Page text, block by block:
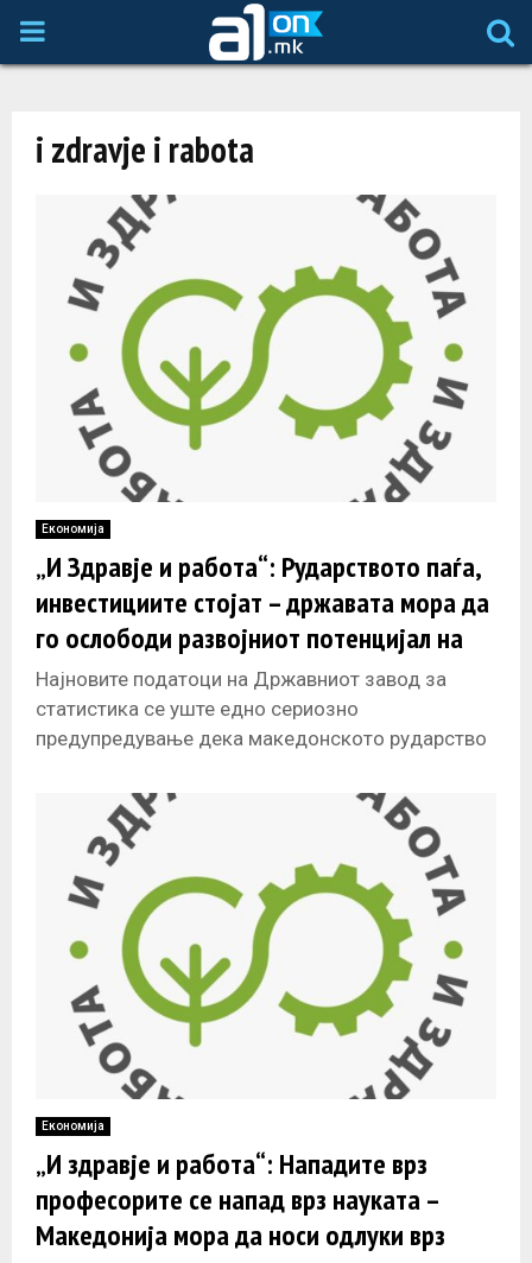
P
E
N
U
i zdravje i rabota
Економија
„И Здравје и работа“: Рударството паѓа,
инвестициите стојат – државата мора да
го ослободи развојниот потенцијал на
Македонија
Најновите податоци на Државниот завод за
статистика се уште едно сериозно
предупредување дека македонското рударство
на економскиот
Економија
„И здравје и работа“: Нападите врз
професорите се напад врз науката –
Македонија мора да носи одлуки врз